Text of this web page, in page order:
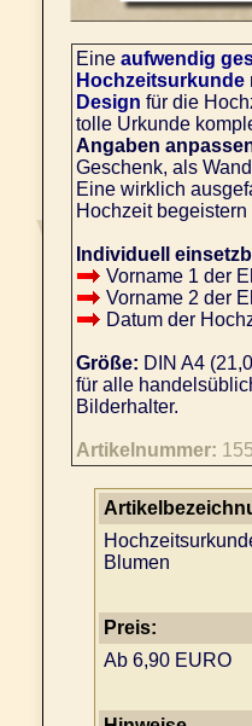
Eine aufwendig
Hochzeitsurkunde
Design für die
tolle Urkunde
Angaben
Geschenk, als
Eine wirklich
Hochzeit
Individuell
Vorname 1 der
Vorname 2 der
Datum der
Größe: DIN A4
für alle
Bilderhalter.
Artikelnummer:
Blumen
Preis:
Ab 6,90 EURO